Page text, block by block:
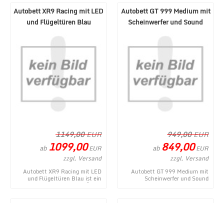
Autobett XR9 Racing mit LED
und Flügeltüren Blau
1149,00EUR
ab 1099,00EUR
zzgl. Versand
Autobett XR9 Racing mit LED
und Flügeltüren Blau ist ein
aktuelles Produkt im MÃ¶bel
Autobett GT 999 Medium mit
Scheinwerfer und Sound
949,00EUR
ab 849,00EUR
zzgl. Versand
Autobett GT 999 Medium mit
Scheinwerfer und Sound